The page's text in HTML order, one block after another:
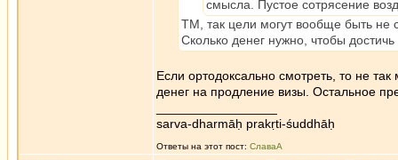
смысла. Пустое сотрясение
ТМ, так цели могут вообще быть не
Сколько денег нужно, чтобы
Если ортодоксально смотреть, то не
денег на продление визы. Остальное
sarva-dharmāḥ prakṛti-śuddhāḥ
Ответы на этот пост: СлаваА